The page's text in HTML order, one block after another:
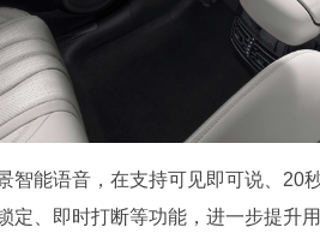
智能语音，在支持可见即可说、20
定、即时打断等功能，进一步提